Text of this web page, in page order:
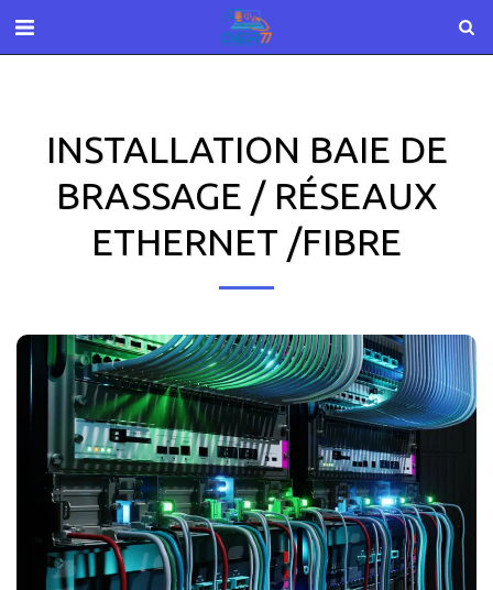
INSTALLATION BAIE DE
BRASSAGE / RÉSEAUX
ETHERNET /FIBRE